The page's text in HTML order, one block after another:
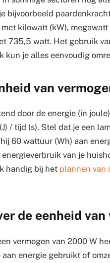
bijvoorbeeld
kilowatt (kW), megawatt
735,5 watt. Het gebruik
kun je alles eenvoudig
van
door de energie (in
/ tijd (s). Stel dat je een
60 wattuur (Wh) aan
van je
handig bij het plannen van
de eenheid van
vermogen van 2000 W
energie gebruikt of